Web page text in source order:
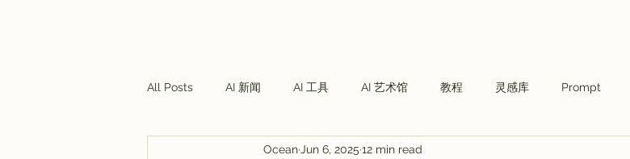
All Posts AI 新闻 AI 工具 AI 艺术馆 教程 灵感库 Prompt
Tutorials AI Posts AI 工具
Ocean Jun 6, 2025 12 min read